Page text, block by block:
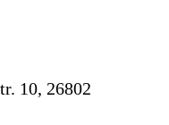
10, 26802